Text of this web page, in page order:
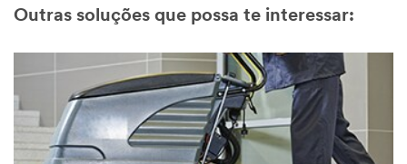
um
novamente
mais
tarde...
foi
Outras soluções que possa te interessar: